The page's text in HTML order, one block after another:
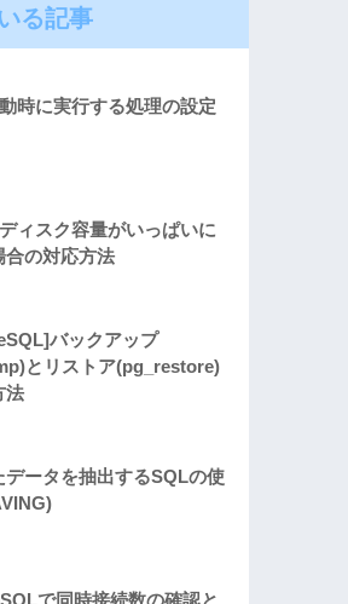
る記事
時に実行する処理の設定
ィスク容量がいっぱいに
合の対応方法
バックアップ
とリストア(pg_restore)
法
データを抽出するSQLの使
で同時接続数の確認と